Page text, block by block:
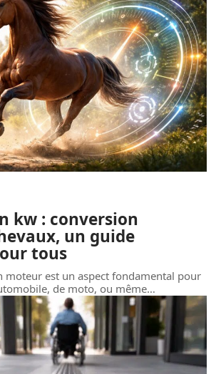
kw : conversion
un guide
tous
moteur est un aspect fondamental pour
de moto, ou même…